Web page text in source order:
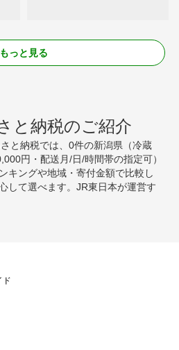
もっと見る
と納税のご紹介
と納税では、0件の新潟県（冷蔵
円・配送月/日/時間帯の指定可）
キングや地域・寄付金額で比較し
して選べます。JR東日本が運営す
ド